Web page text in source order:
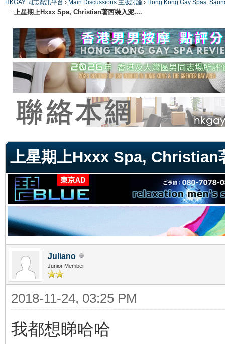
HKGAY 同志資訊平台 › Main Discussions 主版討論 › Hong Kong Gay Spas,
上星期上Hxxx Spa, Christian著西裝入泥....
上星期上Hxxx Spa, Christian
Juliano
Junior Member
2018-11-24, 03:25 PM
我都想睇哈哈